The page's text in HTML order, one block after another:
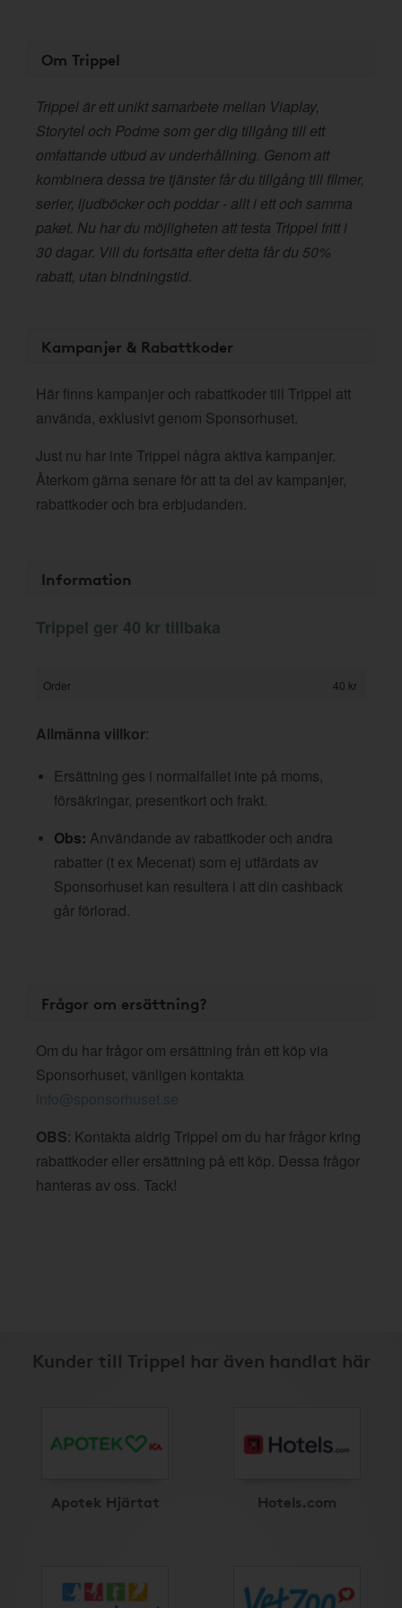
Om Trippel
Trippel är ett unikt samarbete mellan Viaplay,
Storytel och Podme som ger dig tillgång till ett
omfattande utbud av underhållning. Genom att
kombinera dessa tre tjänster får du tillgång till filmer,
serier, ljudböcker och poddar - allt i ett och samma
paket. Nu har du möjligheten att testa Trippel fritt i
30 dagar. Vill du fortsätta efter detta får du 50%
rabatt, utan bindningstid.
Kampanjer & Rabattkoder
Här finns kampanjer och rabattkoder till Trippel att
använda, exklusivt genom Sponsorhuset.
Just nu har inte Trippel några aktiva kampanjer.
Återkom gärna senare för att ta del av kampanjer,
rabattkoder och bra erbjudanden.
Information
Trippel ger 40 kr tillbaka
Order 40 kr
Allmänna villkor:
Ersättning ges i normalfallet inte på moms,
försäkringar, presentkort och frakt.
Obs: Användande av rabattkoder och andra
rabatter (t ex Mecenat) som ej utfärdats av
Sponsorhuset kan resultera i att din cashback
går förlorad.
Frågor om ersättning?
Om du har frågor om ersättning från ett köp via
Sponsorhuset, vänligen kontakta
info@sponsorhuset.se
OBS: Kontakta aldrig Trippel om du har frågor kring
rabattkoder eller ersättning på ett köp. Dessa frågor
hanteras av oss. Tack!
Kunder till Trippel har även handlat här
Apotek Hjärtat Hotels.com